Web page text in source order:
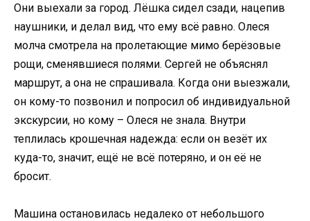
Они выехали за город. Лёшка сидел сзади, нацепив
наушники, и делал вид, что ему всё равно. Олеся
молча смотрела на пролетающие мимо берёзовые
рощи, сменявшиеся полями. Сергей не объяснял
маршрут, а она не спрашивала. Когда они выезжали,
он кому-то позвонил и попросил об индивидуальной
экскурсии, но кому – Олеся не знала. Внутри
теплилась крошечная надежда: если он везёт их
куда-то, значит, ещё не всё потеряно, и он её не
бросит.
Машина остановилась недалеко от небольшого